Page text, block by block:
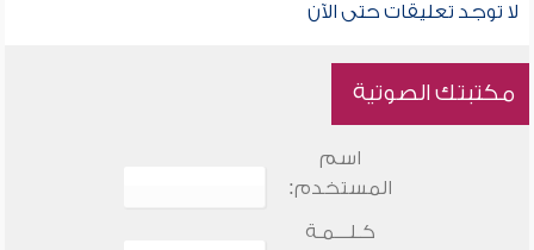
لا توجد تعليقات حتى الآن
مكتبتك الصوتية
اسم
المستخدم:
كـلـــمـة